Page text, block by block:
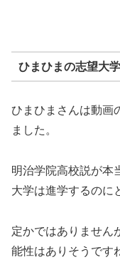
ひまひまの志望大
ひまひまさんは動画
ました。
明治学院高校説が本
大学は進学するのに
定かではありません
能性はありそうです